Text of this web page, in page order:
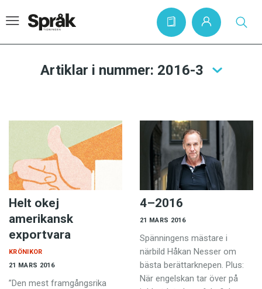
Krönikor
Språkfrågor
Skrivtips
Bokrecensioner
Kviss
Podden
Anmäl till språkpolisen
Artiklar i nummer: 2016-3
Helt okej
amerikansk
exportvara
21 MARS 2016
KRÖNIKOR
”Den mest framgångsrika
4–2016
21 MARS 2016
Spänningens mästare i
närbild Håkan Nesser om
bästa berättarknepen. Plus:
När engelskan tar över på